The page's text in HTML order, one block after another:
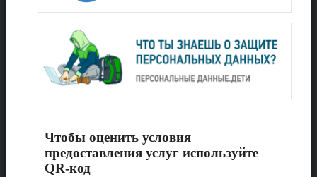
Чтобы оценить условия
предоставления услуг используйте
QR-код